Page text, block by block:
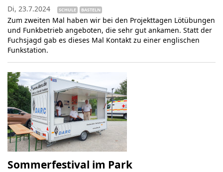
Di, 23.7.2024 SCHULE BASTELN
Zum zweiten Mal haben wir bei den Projekttagen Lötübungen
und Funkbetrieb angeboten, die sehr gut ankamen. Statt der
Fuchsjagd gab es dieses Mal Kontakt zu einer englischen
Funkstation.
Sommerfestival im Park